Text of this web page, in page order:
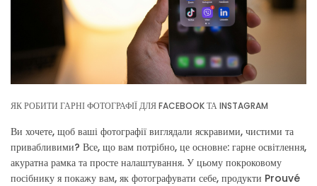
ЯК РОБИТИ ГАРНІ ФОТОГРАФІЇ ДЛЯ FACEBOOK ТА INSTAGRAM
Ви хочете, щоб ваші фотографії виглядали яскравими, чистими та
привабливими? Все, що вам потрібно, це основне: гарне освітлення,
акуратна рамка та просте налаштування. У цьому покроковому
посібнику я покажу вам, як фотографувати себе, продукти Prouvé